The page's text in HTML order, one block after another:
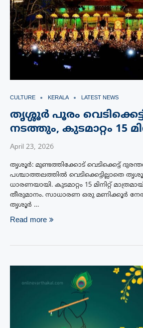
CULTURE KERALA LATEST NEWS
തൃശ്ശൂര്‍ പൂരം
നടത്തും, കുടമാറ്റം 15
April 23, 2026
തൃശൂർ: മുണ്ടത്തിക്കോട് വെടിക്കെട്ട്
പശ്ചാത്തലത്തിൽ വെടിക്കെട്ടില്ലാതെ
ധാരണയായി. കുടമാറ്റം 15 മിനിറ്റ്
തീരുമാനം. സാധാരണ ഒരു മണിക്കൂർ
തൃശൂർ …
Read more